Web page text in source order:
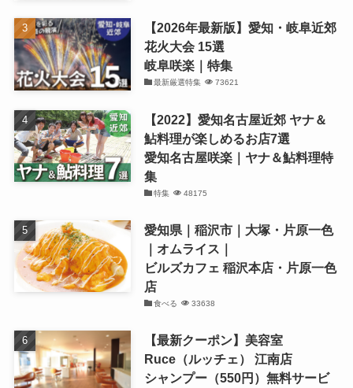
【2026年最新版】愛知・岐阜近郊
花火大会 15選
岐阜咲楽｜特集
最新厳選特集 73621
【2022】愛知名古屋近郊 ヤナ＆
鮎料理が楽しめるお店7選
愛知名古屋咲楽｜ヤナ＆鮎料理特
集
特集 48175
愛知県｜稲沢市｜大塚・片原一色
｜オムライス｜
ビルズカフェ 稲沢本店・片原一色
店
食べる 33638
【最新クーポン】美容室
Ruce（ルッチェ） 江南店
シャンプー（550円）無料サービ